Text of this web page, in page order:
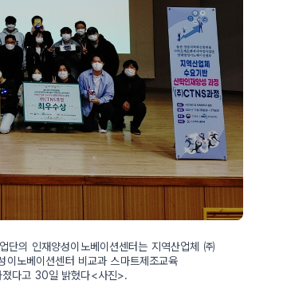
단의 인재양성이노베이션센터는 지역산업체 ㈜
노베이션센터 비교과 스마트제조교육
졌다고 30일 밝혔다<사진>.